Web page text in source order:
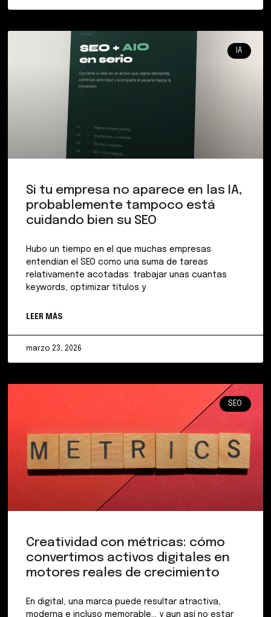
IA
Si tu empresa no aparece en las IA,
probablemente tampoco está
cuidando bien su SEO
Hubo un tiempo en el que muchas empresas
entendían el SEO como una suma de tareas
relativamente acotadas: trabajar unas cuantas
keywords, optimizar títulos y
LEER MÁS
marzo 23, 2026
SEO
Creatividad con métricas: cómo
convertimos activos digitales en
motores reales de crecimiento
En digital, una marca puede resultar atractiva,
moderna e incluso memorable… y aun así no estar